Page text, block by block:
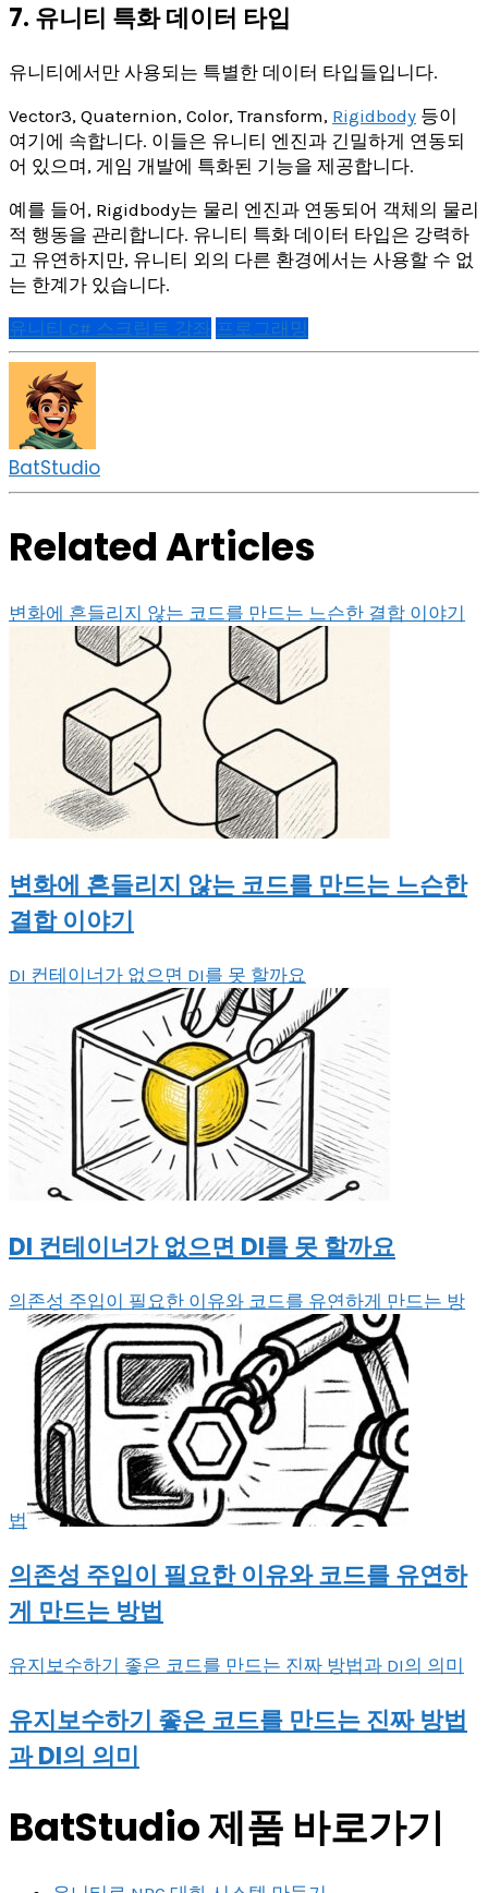
7. 유니티 특화 데이터 타입
유니티에서만 사용되는 특별한 데이터 타입들입니다.
Vector3, Quaternion, Color, Transform, Rigidbody 등이
여기에 속합니다. 이들은 유니티 엔진과 긴밀하게 연동되
어 있으며, 게임 개발에 특화된 기능을 제공합니다.
예를 들어, Rigidbody는 물리 엔진과 연동되어 객체의 물리
적 행동을 관리합니다. 유니티 특화 데이터 타입은 강력하
고 유연하지만, 유니티 외의 다른 환경에서는 사용할 수 없
는 한계가 있습니다.
유니티 C# 스크립트 강좌 프로그래밍
BatStudio
Related Articles
변화에 흔들리지 않는 코드를 만드는 느슨한 결합 이야기
변화에 흔들리지 않는 코드를 만드는 느슨한
결합 이야기
DI 컨테이너가 없으면 DI를 못 할까요
DI 컨테이너가 없으면 DI를 못 할까요
의존성 주입이 필요한 이유와 코드를 유연하게 만드는 방
법
의존성 주입이 필요한 이유와 코드를 유연하
게 만드는 방법
유지보수하기 좋은 코드를 만드는 진짜 방법과 DI의 의미
유지보수하기 좋은 코드를 만드는 진짜 방법
과 DI의 의미
BatStudio 제품 바로가기